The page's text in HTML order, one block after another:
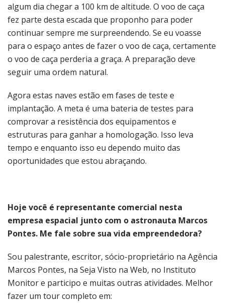
algum dia chegar a 100 km de altitude. O voo de caça
fez parte desta escada que proponho para poder
continuar sempre me surpreendendo. Se eu voasse
para o espaço antes de fazer o voo de caça, certamente
o voo de caça perderia a graça. A preparação deve
seguir uma ordem natural.
Agora estas naves estão em fases de teste e
implantação. A meta é uma bateria de testes para
comprovar a resistência dos equipamentos e
estruturas para ganhar a homologação. Isso leva
tempo e enquanto isso eu dependo muito das
oportunidades que estou abraçando.
Hoje você é representante comercial nesta
empresa espacial junto com o astronauta Marcos
Pontes. Me fale sobre sua vida empreendedora?
Sou palestrante, escritor, sócio-proprietário na Agência
Marcos Pontes, na Seja Visto na Web, no Instituto
Monitor e participo e muitas outras atividades. Melhor
fazer um tour completo em: